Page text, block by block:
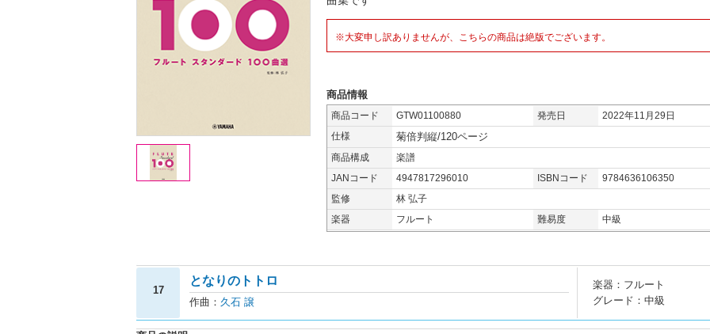
※大変申し訳ありませんが、こちらの商品は絶版でございます。
商品情報
商品コード GTW01100880 発売日
2022年11月29日
仕様
菊倍判縦/120ページ
商品構成
楽譜
JANコード
4947817296010 ISBNコード
9784636106350
監修
林 弘子
楽器
フルート 難易度 中級
17
となりのトトロ
作曲： 久石 譲
楽器：フルート
グレード：中級